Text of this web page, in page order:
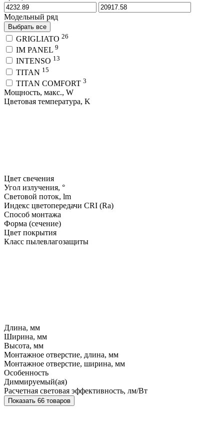
Модельный ряд
Выбрать все
GRIGLIATO 26
IM PANEL 9
INTENSO 13
TITAN 15
TITAN COMFORT 3
Мощность, макс., W
Цветовая температура, K
Цвет свечения
Угол излучения, °
Световой поток, lm
Индекс цветопередачи CRI (Ra)
Способ монтажа
Форма (сечение)
Цвет покрытия
Класс пылевлагозащиты
Длина, мм
Ширина, мм
Высота, мм
Монтажное отверстие, длина, мм
Монтажное отверстие, ширина, мм
Особенность
Диммируемый(ая)
Расчетная световая эффективность, лм/Вт
Показать 66 товаров